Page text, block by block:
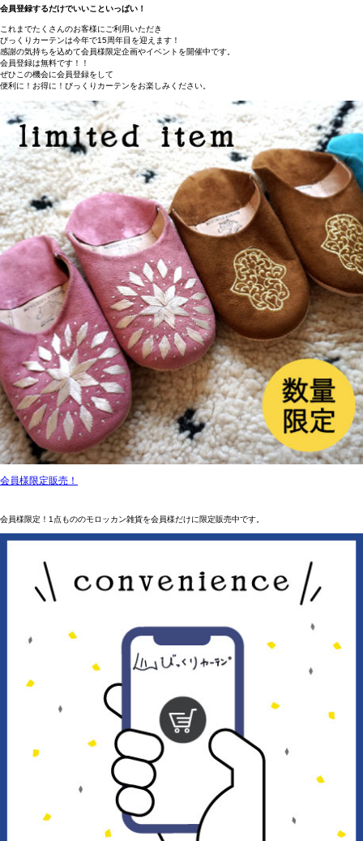
会員登録するだけでいいこといっぱい！
これまでたくさんのお客様にご利用いただき
びっくりカーテンは今年で15周年目を迎えます！
感謝の気持ちを込めて会員様限定企画やイベントを開催中です。
会員登録は無料です！！
ぜひこの機会に会員登録をして
便利に！お得に！びっくりカーテンをお楽しみください。
会員様限定販売！
会員様限定！1点もののモロッカン雑貨を会員様だけに限定販売中です。